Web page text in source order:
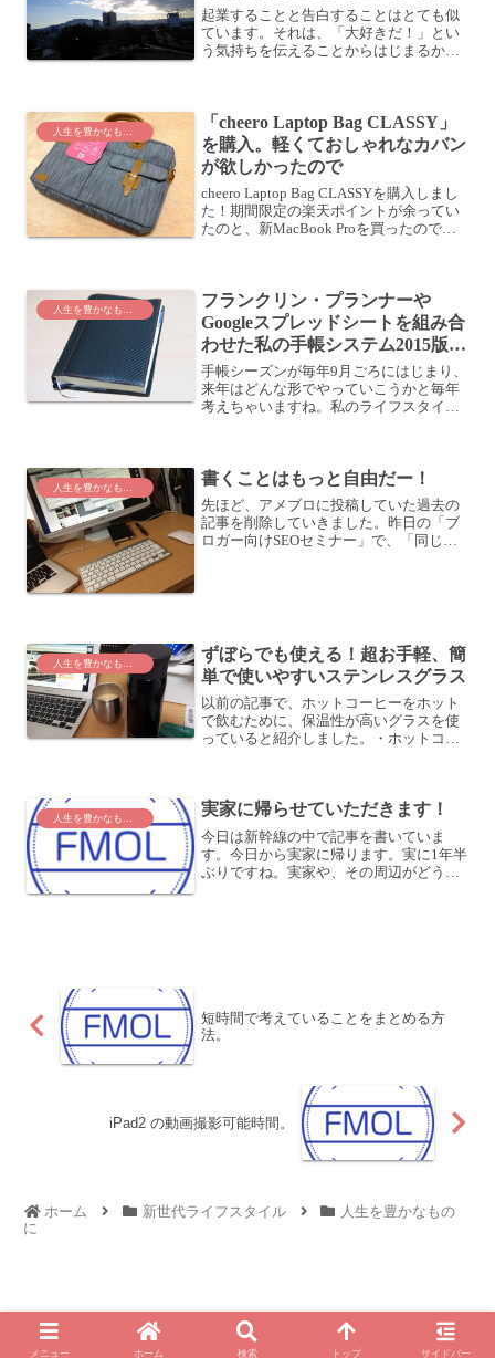
る
起業することと告白することはとても似
ています。それは、「大好きだ！」とい
う気持ちを伝えることからはじまるから
なーとか。うまくいくかなー...
「cheero Laptop Bag CLASSY」
を購入。軽くておしゃれなカバン
が欲しかったので
cheero Laptop Bag CLASSYを購入しまし
た！期間限定の楽天ポイントが余ってい
たのと、新MacBook Proを買ったので、
フランクリン・プランナーや
Googleスプレッドシートを組み合
わせた私の手帳システム2015版は
こんな感じだ
手帳シーズンが毎年9月ごろにはじまり、
来年はどんな形でやっていこうかと毎年
考えちゃいますね。私のライフスタイル
かけて構築して...
書くことはもっと自由だー！
先ほど、アメブロに投稿していた過去の
記事を削除していきました。昨日の「ブ
ロガー向けSEOセミナー」で、「同じ記
ずぼらでも使える！超お手軽、簡
単で使いやすいステンレスグラス
以前の記事で、ホットコーヒーをホット
で飲むために、保温性が高いグラスを使
っていると紹介しました。・ホットコー
ンレスロックグラス...
人生を豊かなものに 実家に帰らせていただきます！
今日は新幹線の中で記事を書いていま
す。今日から実家に帰ります。実に1年半
ぶりですね。実家や、その周辺がどうな
短時間で考えていることをまとめる方
法。
iPad2 の動画撮影可能時間。
ホーム 新世代ライフスタイル
人生を豊かなもの
に
© 2010 For My Own Life - 西村 純一 公式ブログ.
メニュー ホーム 検索 トップ サイドバー